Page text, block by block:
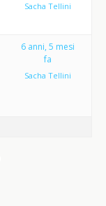
Sacha Tellini
6 anni, 5 mesi
fa
Sacha Tellini